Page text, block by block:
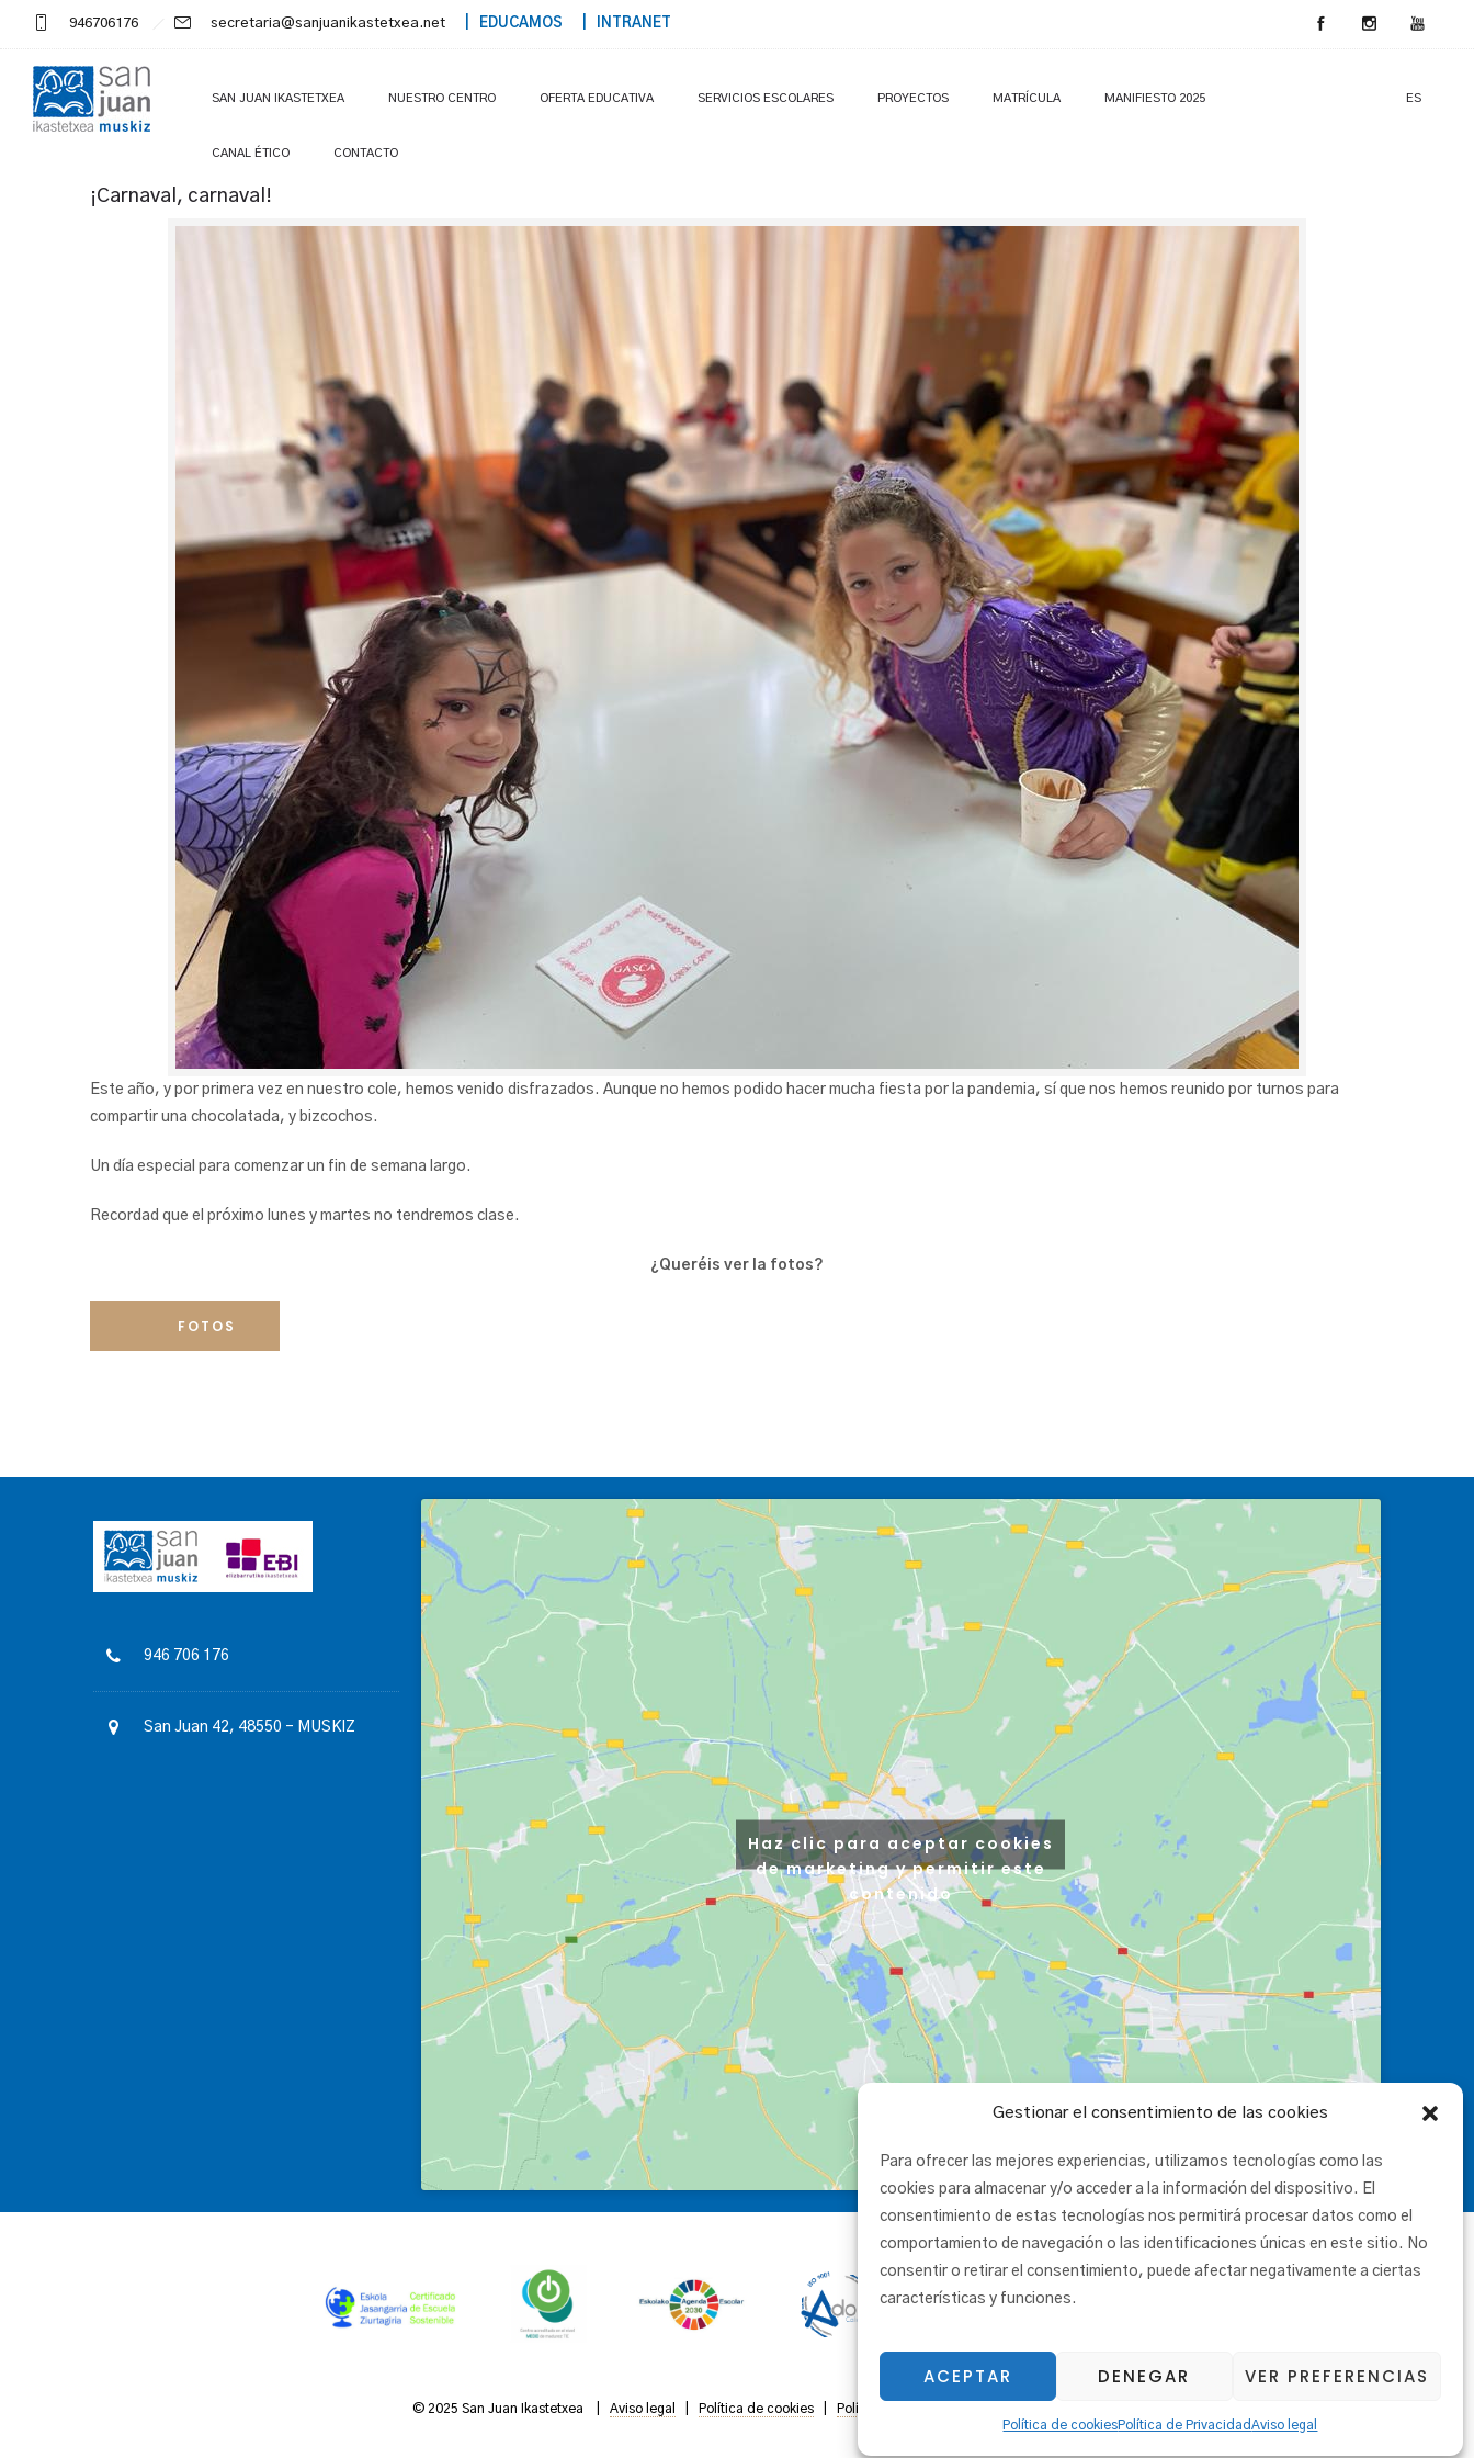
Gestionar el consentimiento de las cookies
Para ofrecer las mejores experiencias, utilizamos tecnologías como las
cookies para almacenar y/o acceder a la información del dispositivo. El
consentimiento de estas tecnologías nos permitirá procesar datos como el
comportamiento de navegación o las identificaciones únicas en este sitio. No
consentir o retirar el consentimiento, puede afectar negativamente a ciertas
características y funciones.
ACEPTAR DENEGAR VER PREFERENCIAS
Política de cookiesPolítica de PrivacidadAviso legal
946706176 secretaria@sanjuanikastetxea.net | EDUCAMOS | INTRANET
ES
SAN JUAN IKASTETXEA NUESTRO CENTRO OFERTA EDUCATIVA SERVICIOS ESCOLARES PROYECTOS MATRÍCULA MANIFIESTO 2025
CANAL ÉTICO CONTACTO
¡Carnaval, carnaval!
Este año, y por primera vez en nuestro cole, hemos venido disfrazados. Aunque no hemos podido hacer mucha fiesta por la pandemia, sí que nos hemos reunido por turnos para
compartir una chocolatada, y bizcochos.
Un día especial para comenzar un fin de semana largo.
Recordad que el próximo lunes y martes no tendremos clase.
¿Queréis ver la fotos?
FOTOS
946 706 176
San Juan 42, 48550 – MUSKIZ
Haz clic para aceptar cookies
de marketing y permitir este
contenido
© 2025 San Juan Ikastetxea | Aviso legal Política de cookies| Política de privacidad